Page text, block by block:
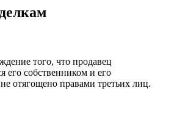
того, что продавец
его собственником и его
отягощено правами третьих лиц.